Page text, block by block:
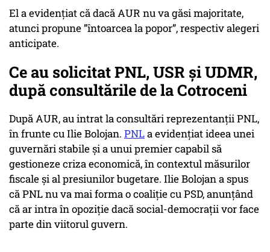
El a evidențiat că dacă AUR nu va găsi majoritate,
atunci propune ”întoarcea la popor”, respectiv alegeri
anticipate.
Ce au solicitat PNL, USR și UDMR,
după consultările de la Cotroceni
După AUR, au intrat la consultări reprezentanții PNL,
în frunte cu Ilie Bolojan. PNLa evidențiat ideea unei
guvernări stabile și a unui premier capabil să
gestioneze criza economică, în contextul măsurilor
fiscale și al presiunilor bugetare. Ilie Bolojan a spus
că PNL nu va mai forma o coaliţie cu PSD, anunțând
că ar intra în opoziție dacă social-democrații vor face
parte din viitorul guvern.